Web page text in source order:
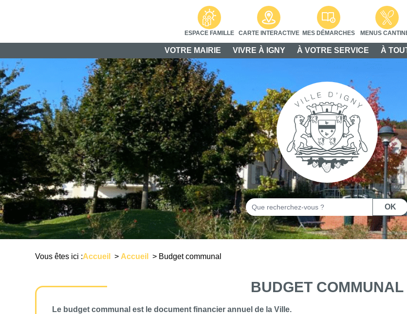
ESPACE FAMILLE CARTE INTERACTIVE MES DÉMARCHES MENUS
VOTRE MAIRIE VIVRE À IGNY À VOTRE SERVICE À
Rechercher OK
Vous êtes ici :Accueil > Accueil > Budget communal
BUDGET COMMUNAL
Le budget communal est le document financier annuel de la Ville.